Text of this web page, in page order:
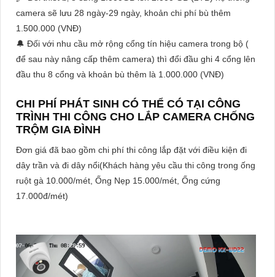
camera sẽ lưu 28 ngày-29 ngày, khoản chi phí bù thêm
1.500.000 (VNĐ)
🔔 Đối với nhu cầu mở rộng cổng tín hiệu camera trong bộ (
để sau này nâng cấp thêm camera) thì đổi đầu ghi 4 cổng lên
đầu thu 8 cổng và khoản bù thêm là 1.000.000 (VNĐ)
CHI PHÍ PHÁT SINH CÓ THỂ CÓ TẠI CÔNG
TRÌNH THI CÔNG CHO LẮP CAMERA CHỐNG
TRỘM GIA ĐÌNH
Đơn giá đã bao gồm chi phí thi công lắp đặt với điều kiện đi
dây trần và đi dây nổi(Khách hàng yêu cầu thi công trong ống
ruột gà 10.000/mét, Ống Nẹp 15.000/mét, Ống cứng
17.000đ/mét)